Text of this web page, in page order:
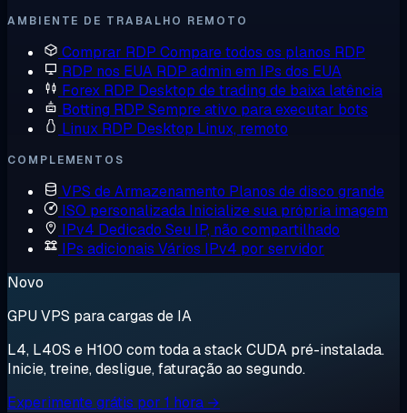
AMBIENTE DE TRABALHO REMOTO
Comprar RDP Compare todos os planos RDP
RDP nos EUA RDP admin em IPs dos EUA
Forex RDP Desktop de trading de baixa latência
Botting RDP Sempre ativo para executar bots
Linux RDP Desktop Linux, remoto
COMPLEMENTOS
VPS de Armazenamento Planos de disco grande
ISO personalizada Inicialize sua própria imagem
IPv4 Dedicado Seu IP, não compartilhado
IPs adicionais Vários IPv4 por servidor
Novo
GPU VPS para cargas de IA
L4, L40S e H100 com toda a stack CUDA pré-instalada.
Inicie, treine, desligue, faturação ao segundo.
Experimente grátis por 1 hora →